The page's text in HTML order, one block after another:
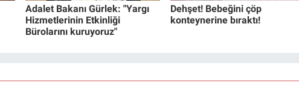
Adalet Bakanı Gürlek: "Yargı
Hizmetlerinin Etkinliği
Bürolarını kuruyoruz"
Dehşet! Bebeğini çöp
konteynerine bıraktı!